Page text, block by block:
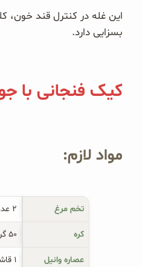
این غله در کنترل قند خون،
بسزایی دارد.
کیک فنجانی با
مواد لازم:
تخم مرغ ۲ عدد
کره ۵۰ گرم
عصاره وانیل ۱ قاشق چای‌خوری